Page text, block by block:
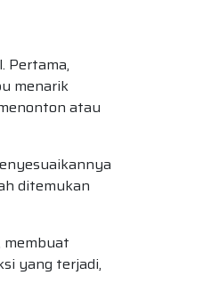
Pertama,
menarik
atau
ditemukan
membuat
yang terjadi,